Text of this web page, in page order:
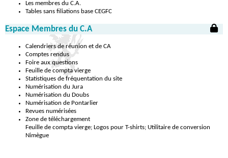
Les membres du C.A.
Tables sans filiations base CEGFC
Espace Membres du C.A
Calendriers de réunion et de CA
Comptes rendus
Foire aux questions
Feuille de compta vierge
Statistiques de fréquentation du site
Numérisation du Jura
Numérisation du Doubs
Numérisation de Pontarlier
Revues numérisées
Zone de téléchargement
Feuille de compta vierge; Logos pour T-shirts; Utilitaire de conversion
Nimègue